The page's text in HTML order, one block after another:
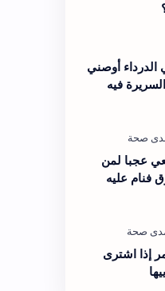
أوصني
فيه
عجبا لمن
فنام عليه
إذا اشترى